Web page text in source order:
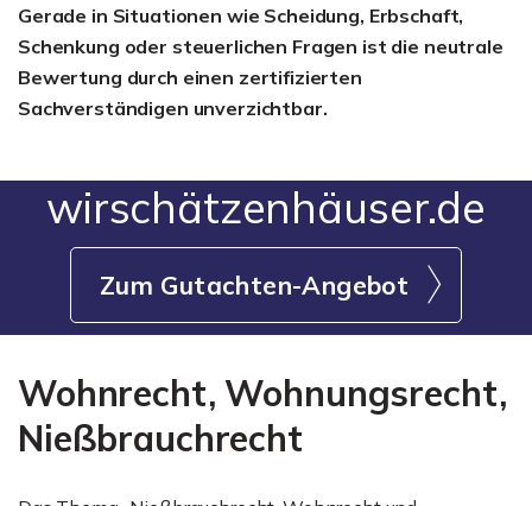
Gerade in Situationen wie Scheidung, Erbschaft,
Schenkung oder steuerlichen Fragen ist die neutrale
Bewertung durch einen zertifizierten
Sachverständigen unverzichtbar.
wirschätzenhäuser.de
Zum Gutachten-Angebot
Wohnrecht, Wohnungsrecht,
Nießbrauchrecht